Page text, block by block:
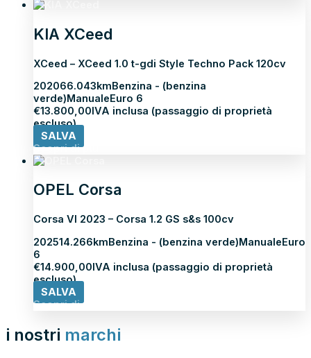
KIA XCeed
XCeed – XCeed 1.0 t-gdi Style Techno Pack 120cv
202066.043kmBenzina - (benzina
verde)ManualeEuro 6
€13.800,00IVA inclusa (passaggio di proprietà
escluso)
SALVA
Scopri di più
OPEL Corsa
Corsa VI 2023 – Corsa 1.2 GS s&s 100cv
202514.266kmBenzina - (benzina verde)ManualeEuro
6
€14.900,00IVA inclusa (passaggio di proprietà
escluso)
SALVA
Scopri di più
i nostri marchi